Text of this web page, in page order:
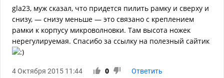
gla23, муж сказал, что придется пилить рамку и сверху и
снизу, — снизу меньше — это связано с креплением
рамки к корпусу микроволновки. Там высота ножек
нерегулируемая. Спасибо за ссылку на полезный сайтик
4 Октября 2015 11:44 0 Ответить